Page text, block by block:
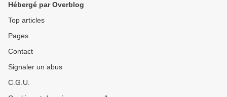
Hébergé par Overblog
Top articles
Pages
Contact
Signaler un abus
C.G.U.